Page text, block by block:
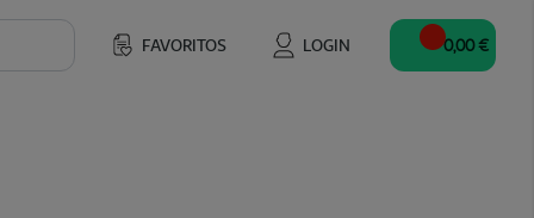
FAVORITOS LOGIN 0,00 €